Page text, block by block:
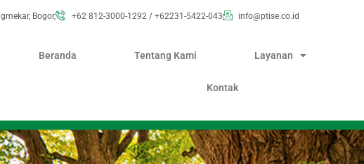
Bogor, +62 812-3000-1292 / +62231-5422-043 info@ptise.co.id
Beranda Tentang Kami Layanan
Kontak